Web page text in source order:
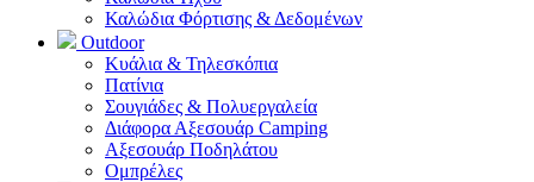
Καλώδια Φόρτισης & Δεδομένων
Outdoor
Κυάλια & Τηλεσκόπια
Πατίνια
Σουγιάδες & Πολυεργαλεία
Διάφορα Αξεσουάρ Camping
Αξεσουάρ Ποδηλάτου
Ομπρέλες